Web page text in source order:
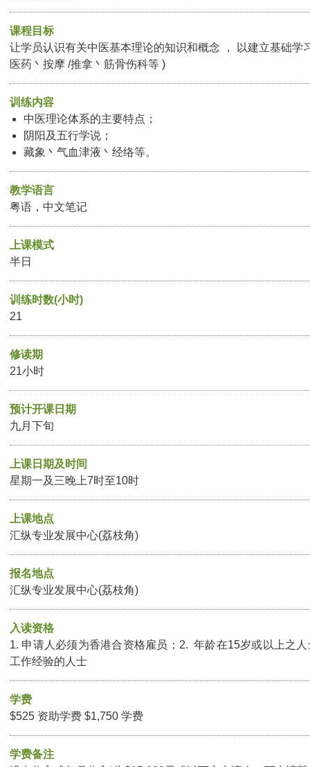
课程目标
让学员认识有关中医基本理论的知识和概念 ， 以建立基础学
医药丶按摩 /推拿丶筋骨伤科等 )
训练内容
中医理论体系的主要特点；
阴阳及五行学说；
藏象丶气血津液丶经络等。
教学语言
粤语，中文笔记
上课模式
半日
训练时数(小时)
21
修读期
21小时
预计开课日期
九月下旬
上课日期及时间
星期一及三晚上7时至10时
上课地点
汇纵专业发展中心(荔枝角)
报名地点
汇纵专业发展中心(荔枝角)
入读资格
1. 申请人必须为香港合资格雇员；2. 年龄在15岁或以上之
工作经验的人士
学费
$525 资助学费 $1,750 学费
学费备注